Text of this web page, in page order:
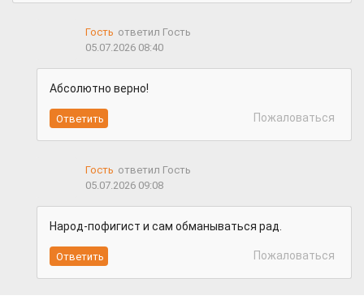
Гость ответил Гость
05.07.2026 08:40
Абсолютно верно!
Пожаловаться
Гость ответил Гость
05.07.2026 09:08
Народ-пофигист и сам обманываться рад.
Пожаловаться